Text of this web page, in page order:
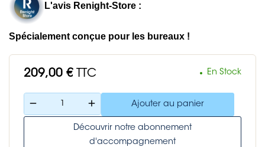
L'avis Renight-Store :
Spécialement conçue pour les bureaux !
209,00 € TTC En Stock
remove add Ajouter au panier
Découvrir notre abonnement
d'accompagnement